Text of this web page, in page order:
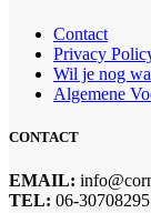
Contact
Privacy
Wil je nog
Algemene
CONTACT
EMAIL:
TEL: 06-30708295